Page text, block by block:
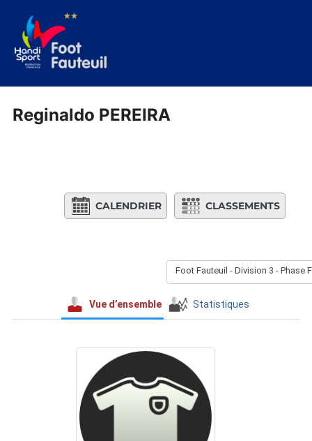
contenu
Reginaldo PEREIRA
CALENDRIER CLASSEMENTS
Foot Fauteuil - Division 3 - Phase
Vue d’ensemble Statistiques